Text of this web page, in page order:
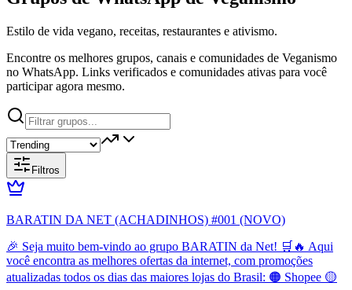
Estilo de vida vegano, receitas, restaurantes e ativismo.
Encontre os melhores grupos, canais e comunidades de Veganismo
no WhatsApp. Links verificados e comunidades ativas para você
participar agora mesmo.
Filtros
BARATIN DA NET (ACHADINHOS) #001 (NOVO)
🎉 Seja muito bem-vindo ao grupo BARATIN da Net! 🛒🔥 Aqui
você encontra as melhores ofertas da internet, com promoções
atualizadas todos os dias das maiores lojas do Brasil: 🟠 Shopee 🟡